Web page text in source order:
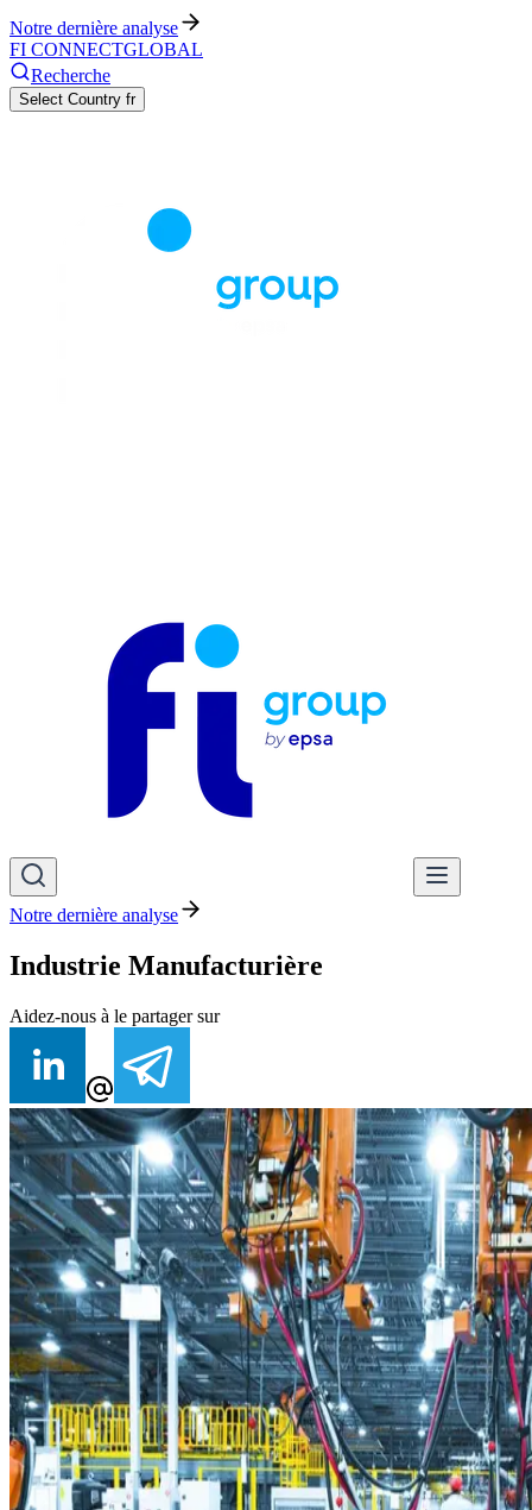
Notre dernière analyse
FI CONNECTGLOBAL
Recherche
Select Country fr
Notre dernière analyse
Industrie Manufacturière
Aidez-nous à le partager sur